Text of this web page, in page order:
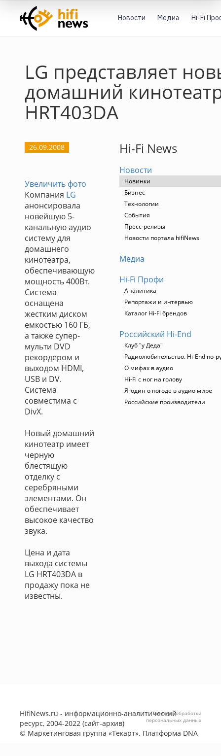
Новости Медиа Hi-Fi
LG представляет
домашний
HRT403DA
26.09.2008
Увеличить фото
Компания LG
анонсировала
новейшую 5-
канальную аудио
систему для
домашнего
кинотеатра,
обеспечивающую
мощность 400Вт.
Система
оснащена
жестким диском
емкостью 160 ГБ,
а также супер-
мульти DVD
рекордером и
выходом HDMI,
USB и DV.
Система
совместима с
DivX.
Новый домашний
кинотеатр имеет
черную
блестящую
отделку с
серебряными
элементами. Он
обеспечивает
высокое качество
звука.
Цена и дата
выхода системы
LG HRT403DA в
продажу пока не
известны.
Hi-Fi News
Новости
Новинки
Бизнес
Технологии
События
Пресс-релизы
Новости портала hifiNews
Медиа
Hi-Fi Профи
Аналитика
Репортажи и интервью
Каталог Hi-Fi брендов
Российский Hi-End
Клуб "у Деда"
Радиолюбительство. Hi-End по-
О мифах в аудио
Hi-Fi с ног на голову
Ягодин о погоде в аудио мире
Российские производители
HifiNews.ru - информационно-аналитический
ресурс, 2004-2022 (сайт-архив)
© Маркетинговая группа «Текарт». Платформа DNA
Политика обработки
персональных данных